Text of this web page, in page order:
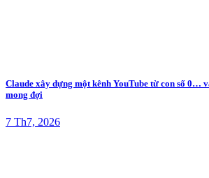
Claude xây dựng một kênh YouTube từ con số 0…
mong đợi
7 Th7, 2026